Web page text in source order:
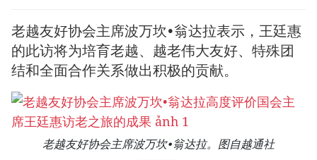
老越友好协会主席波万坎•翁达拉表示，王廷惠
的此访将为培育老越、越老伟大友好、特殊团
结和全面合作关系做出积极的贡献。
老越友好协会主席波万坎•翁达拉。图自越通社